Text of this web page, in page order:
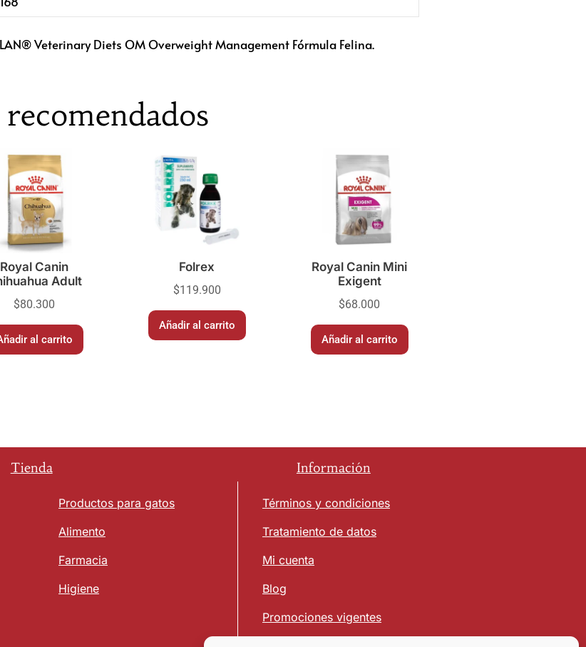
Veterinary Diets OM Overweight Management Fórmula Felina.
Royal Canin
Adult
$80.300
al carrito
Folrex
$119.900
Añadir al carrito
Royal Canin Mini
Exigent
$68.000
Añadir al carrito
Tienda Información
Productos para gatos
Alimento
Farmacia
Higiene
Términos y condiciones
Tratamiento de datos
Mi cuenta
Blog
Promociones vigentes